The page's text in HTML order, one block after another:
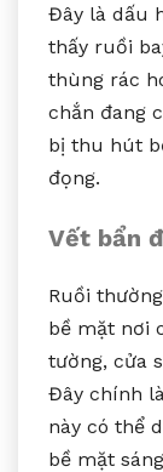
Đây là dấu
thấy ruồi
thùng rác
chắn đang
bị thu hút
đọng.
Vết bẩn
Ruồi
bề mặt nơi
tường, cửa
Đây chính
này có thể
bề mặt